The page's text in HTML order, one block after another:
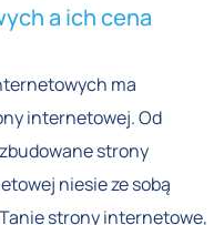
a ich cena
ma
internetowej. Od
strony
niesie ze sobą
strony internetowe,